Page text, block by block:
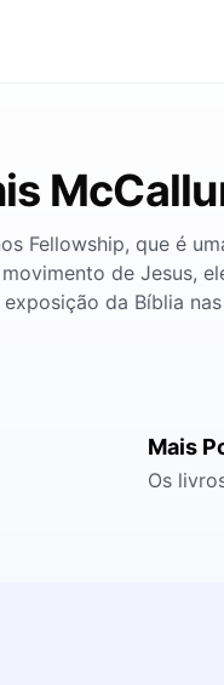
Fellowship, que é
de Jesus,
da Bíblia
Mais
Os